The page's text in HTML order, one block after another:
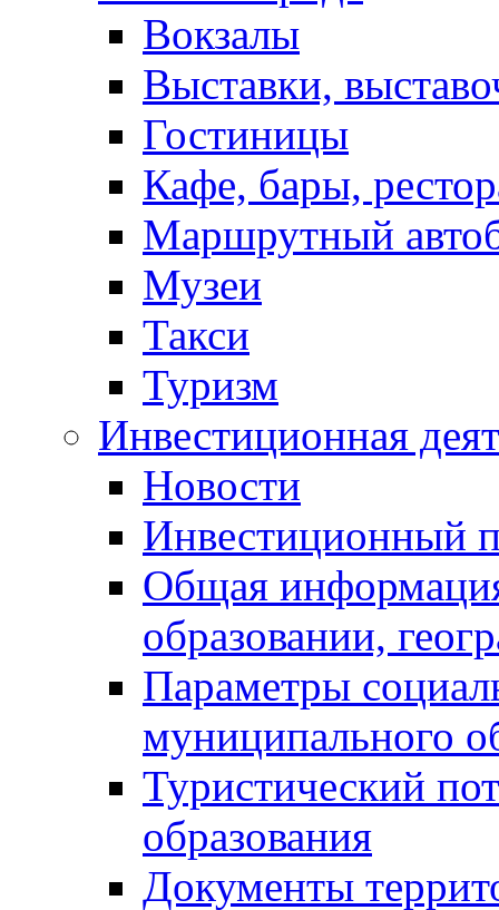
Вокзалы
Выставки,
Гостиницы
Кафе, бары,
Маршрутный
Музеи
Такси
Туризм
Инвестиционная
Новости
Инвестиционный
Общая
образовании,
Параметры
муниципального
Туристический
образования
Документы